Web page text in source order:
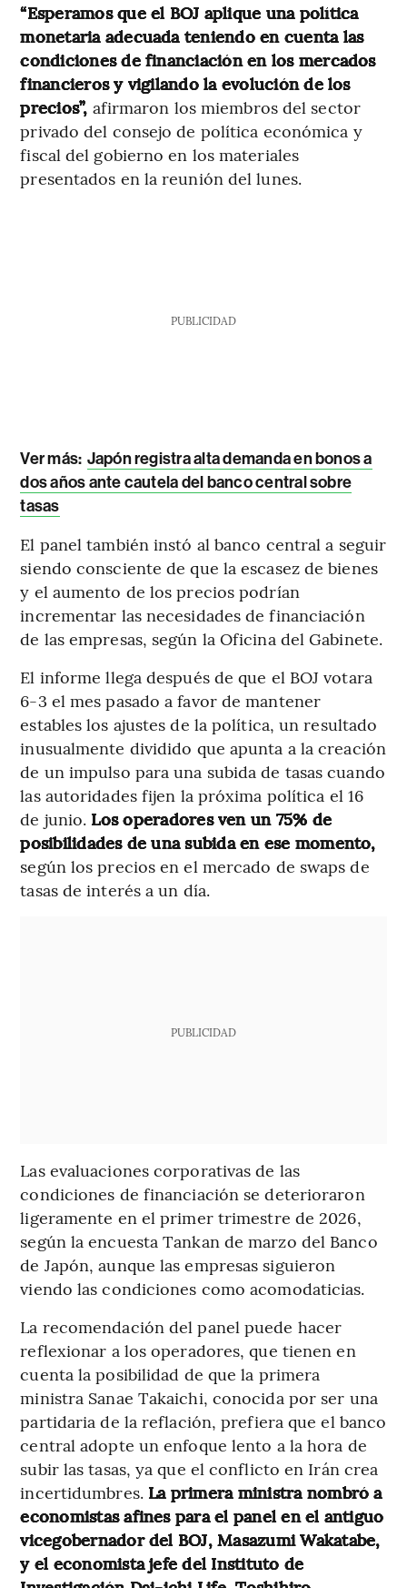
“Esperamos que el BOJ aplique una política
monetaria adecuada teniendo en cuenta las
condiciones de financiación en los mercados
financieros y vigilando la evolución de los
precios”, afirmaron los miembros del sector
privado del consejo de política económica y
fiscal del gobierno en los materiales
presentados en la reunión del lunes.
PUBLICIDAD
Ver más: Japón registra alta demanda en bonos a
dos años ante cautela del banco central sobre
tasas
El panel también instó al banco central a seguir
siendo consciente de que la escasez de bienes
y el aumento de los precios podrían
incrementar las necesidades de financiación
de las empresas, según la Oficina del Gabinete.
El informe llega después de que el BOJ votara
6-3 el mes pasado a favor de mantener
estables los ajustes de la política, un resultado
inusualmente dividido que apunta a la creación
de un impulso para una subida de tasas cuando
las autoridades fijen la próxima política el 16
de junio. Los operadores ven un 75% de
posibilidades de una subida en ese momento,
según los precios en el mercado de swaps de
tasas de interés a un día.
PUBLICIDAD
Las evaluaciones corporativas de las
condiciones de financiación se deterioraron
ligeramente en el primer trimestre de 2026,
según la encuesta Tankan de marzo del Banco
de Japón, aunque las empresas siguieron
viendo las condiciones como acomodaticias.
La recomendación del panel puede hacer
reflexionar a los operadores, que tienen en
cuenta la posibilidad de que la primera
ministra Sanae Takaichi, conocida por ser una
partidaria de la reflación, prefiera que el banco
central adopte un enfoque lento a la hora de
subir las tasas, ya que el conflicto en Irán crea
incertidumbres. La primera ministra nombró a
economistas afines para el panel en el antiguo
vicegobernador del BOJ, Masazumi Wakatabe,
y el economista jefe del Instituto de